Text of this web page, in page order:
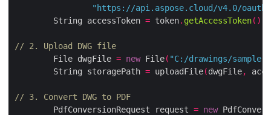
"https://api.aspose.cloud/v4.0/
        String accessToken
= token. getAccessToken();
// 2. Upload DWG file
        File dwgFile
= new File( "C:/drawings/
        String storagePath
= uploadFile(dwgFile,
// 3. Convert DWG to PDF
        PdfConversionRequest request
= new